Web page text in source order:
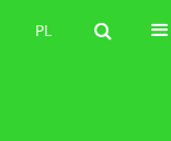
PL PL
EN